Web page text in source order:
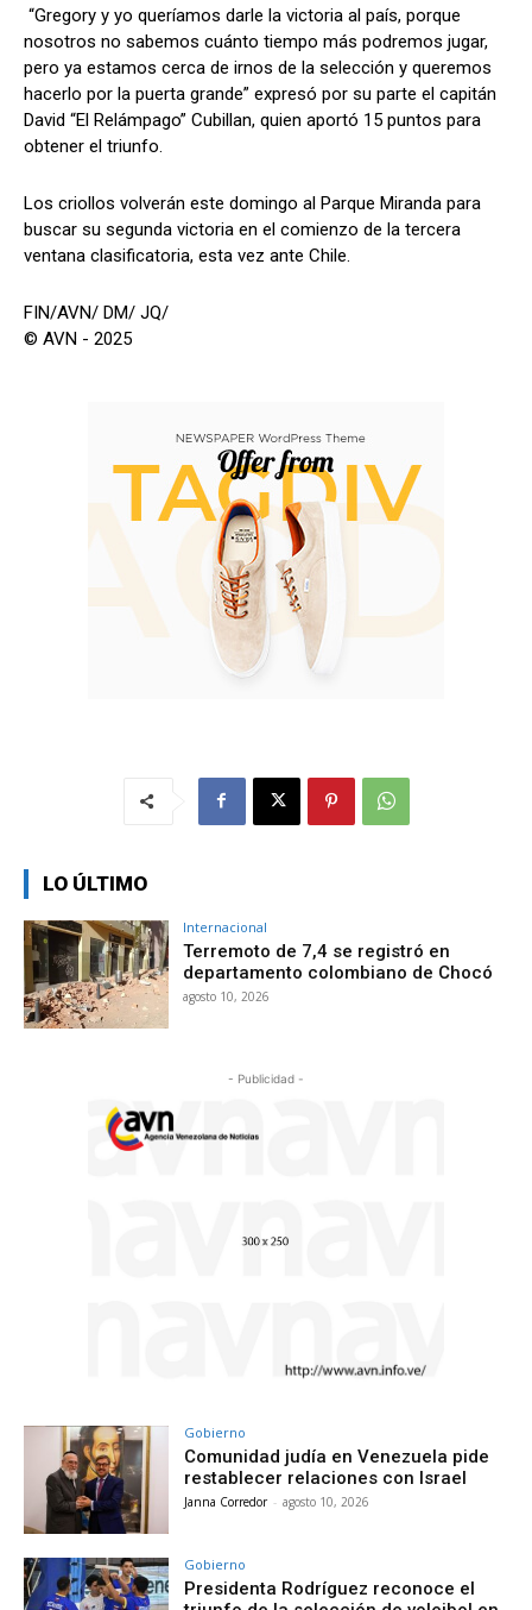
“Gregory y yo queríamos darle la victoria al país, porque
nosotros no sabemos cuánto tiempo más podremos jugar,
pero ya estamos cerca de irnos de la selección y queremos
hacerlo por la puerta grande” expresó por su parte el capitán
David “El Relámpago” Cubillan, quien aportó 15 puntos para
obtener el triunfo.
Los criollos volverán este domingo al Parque Miranda para
buscar su segunda victoria en el comienzo de la tercera
ventana clasificatoria, esta vez ante Chile.
FIN/AVN/ DM/ JQ/
© AVN - 2025
LO ÚLTIMO
Internacional
Terremoto de 7,4 se registró en
departamento colombiano de Chocó
agosto 10, 2026
- Publicidad -
Gobierno
Comunidad judía en Venezuela pide
restablecer relaciones con Israel
Janna Corredor - agosto 10, 2026
Gobierno
Presidenta Rodríguez reconoce el